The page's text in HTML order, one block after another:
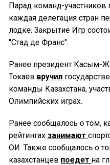
Парад команд-
каждая делегация стран
лодке. Закрытие Игр
"Стад де Франс".
Ранее президент Касым-
Токаев вручил
команды Казахстана,
Олимпийских играх.
Ранее сообщалось о том,
рейтингах занимают
ОИ. Также сообщалось о
казахстанцев поедет на